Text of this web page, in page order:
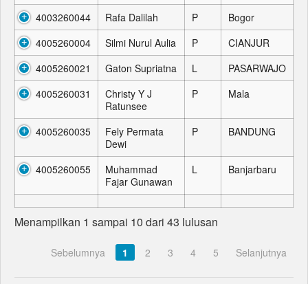
4003260044 Rafa Dalilah P
Bogor
4005260004
Silmi Nurul Aulia P
CIANJUR
4005260021
Gaton Supriatna L
PASARWAJO
4005260031
Christy Y J
Ratunsee
P Mala
4005260035
Fely Permata
Dewi
P BANDUNG
4005260055
Muhammad
Fajar Gunawan
L Banjarbaru
Menampilkan 1 sampai 10 dari 43 lulusan
Sebelumnya 1 2 3 4 5 Selanjutnya